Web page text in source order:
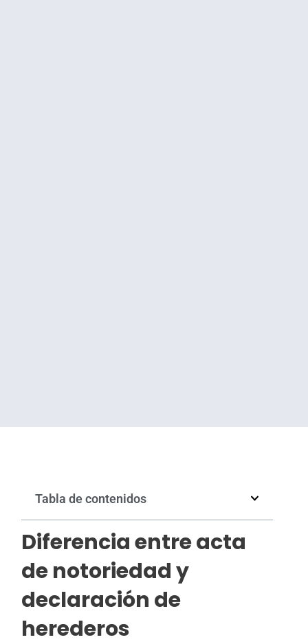
Tabla de contenidos
Diferencia entre acta
de notoriedad y
declaración de
herederos